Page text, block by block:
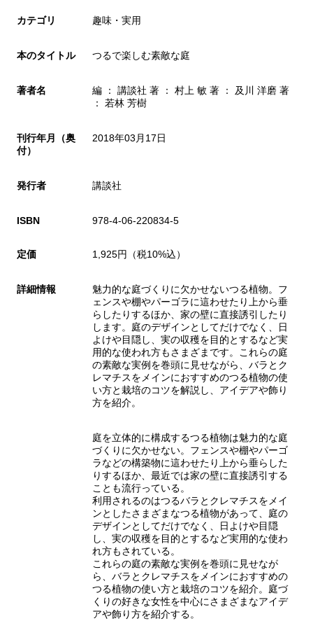
カテゴリ 趣味・実用
本のタイトル つるで楽しむ素敵な庭
著者名
編 ： 講談社 著 ： 村上 敏 著 ： 及川 洋磨 著
： 若林 芳樹
刊行年月（奥
付）
2018年03月17日
発行者 講談社
ISBN 978-4-06-220834-5
定価 1,925円（税10%込）
詳細情報
魅力的な庭づくりに欠かせないつる植物。フ
ェンスや棚やパーゴラに這わせたり上から垂
らしたりするほか、家の壁に直接誘引したり
します。庭のデザインとしてだけでなく、日
よけや目隠し、実の収穫を目的とするなど実
用的な使われ方もさまざまです。これらの庭
の素敵な実例を巻頭に見せながら、バラとク
レマチスをメインにおすすめのつる植物の使
い方と栽培のコツを解説し、アイデアや飾り
方を紹介。
庭を立体的に構成するつる植物は魅力的な庭
づくりに欠かせない。フェンスや棚やパーゴ
ラなどの構築物に這わせたり上から垂らした
りするほか、最近では家の壁に直接誘引する
ことも流行っている。
利用されるのはつるバラとクレマチスをメイ
ンとしたさまざまなつる植物があって、庭の
デザインとしてだけでなく、日よけや目隠
し、実の収穫を目的とするなど実用的な使わ
れ方もされている。
これらの庭の素敵な実例を巻頭に見せなが
ら、バラとクレマチスをメインにおすすめの
つる植物の使い方と栽培のコツを紹介。庭づ
くりの好きな女性を中心にさまざまなアイデ
アや飾り方を紹介する。